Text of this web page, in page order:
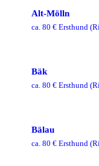
Alt-Mölln
ca. 80 € Ersthund
Bäk
ca. 80 € Ersthund
Bälau
ca. 80 € Ersthund